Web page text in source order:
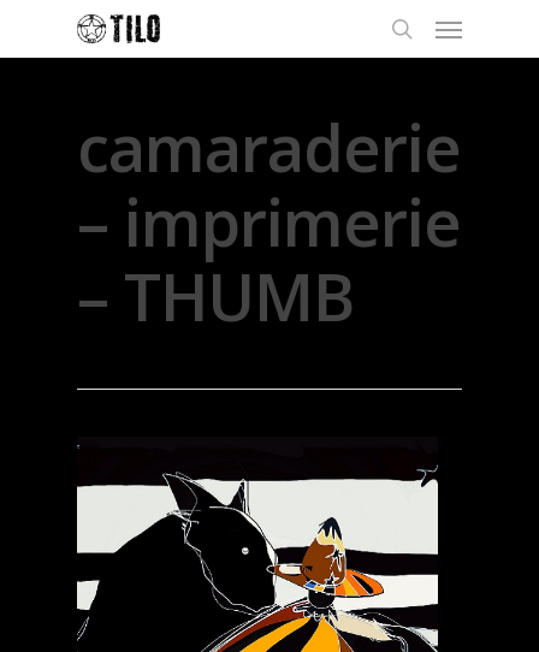
camaraderie
– imprimerie
– THUMB